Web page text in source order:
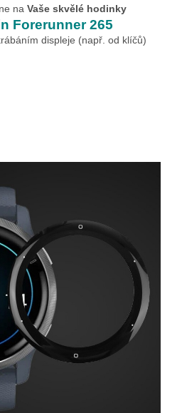
na Vaše skvělé hodinky
Forerunner 265
displeje (např. od klíčů)